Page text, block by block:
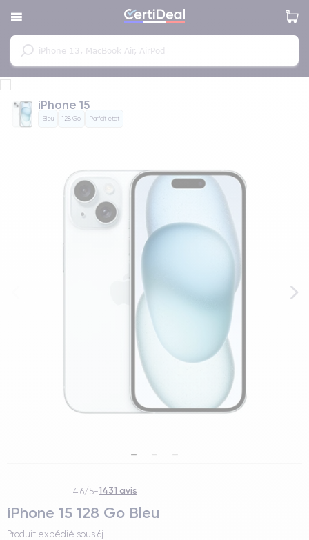
iPhone 15
Bleu 128 Go Parfait état
4.6/5-1431 avis
iPhone 15 128 Go Bleu
Produit expédié sous 6j